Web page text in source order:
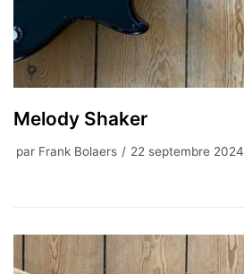
Melody Shaker
par Frank Bolaers 22 septembre 2024